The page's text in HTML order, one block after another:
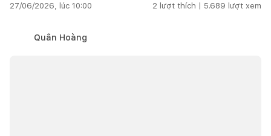
27/06/2026, lúc 10:00 2 lượt thích | 5.689 lượt xem
Quân Hoàng